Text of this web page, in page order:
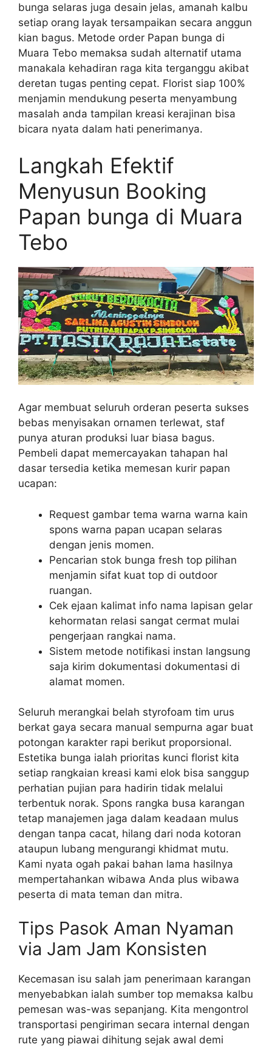
bunga selaras juga desain jelas, amanah kalbu
setiap orang layak tersampaikan secara anggun
kian bagus. Metode order Papan bunga di
Muara Tebo memaksa sudah alternatif utama
manakala kehadiran raga kita terganggu akibat
deretan tugas penting cepat. Florist siap 100%
menjamin mendukung peserta menyambung
masalah anda tampilan kreasi kerajinan bisa
bicara nyata dalam hati penerimanya.
Langkah Efektif
Menyusun Booking
Papan bunga di Muara
Tebo
Agar membuat seluruh orderan peserta sukses
bebas menyisakan ornamen terlewat, staf
punya aturan produksi luar biasa bagus.
Pembeli dapat memercayakan tahapan hal
dasar tersedia ketika memesan kurir papan
ucapan:
Request gambar tema warna warna kain
spons warna papan ucapan selaras
dengan jenis momen.
Pencarian stok bunga fresh top pilihan
menjamin sifat kuat top di outdoor
ruangan.
Cek ejaan kalimat info nama lapisan gelar
kehormatan relasi sangat cermat mulai
pengerjaan rangkai nama.
Sistem metode notifikasi instan langsung
saja kirim dokumentasi dokumentasi di
alamat momen.
Seluruh merangkai belah styrofoam tim urus
berkat gaya secara manual sempurna agar buat
potongan karakter rapi berikut proporsional.
Estetika bunga ialah prioritas kunci florist kita
setiap rangkaian kreasi kami elok bisa sanggup
perhatian pujian para hadirin tidak melalui
terbentuk norak. Spons rangka busa karangan
tetap manajemen jaga dalam keadaan mulus
dengan tanpa cacat, hilang dari noda kotoran
ataupun lubang mengurangi khidmat mutu.
Kami nyata ogah pakai bahan lama hasilnya
mempertahankan wibawa Anda plus wibawa
peserta di mata teman dan mitra.
Tips Pasok Aman Nyaman
via Jam Jam Konsisten
Kecemasan isu salah jam penerimaan karangan
menyebabkan ialah sumber top memaksa kalbu
pemesan was-was sepanjang. Kita mengontrol
transportasi pengiriman secara internal dengan
rute yang piawai dihitung sejak awal demi